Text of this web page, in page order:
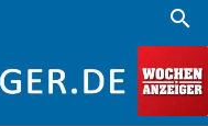
search